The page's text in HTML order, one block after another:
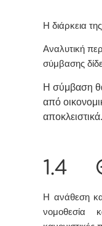
Η διάρκεια
Αναλυτική
σύμβασης
Η σύμβαση
από
αποκλειστικά.
1.4
Η ανάθεση
νομοθεσία